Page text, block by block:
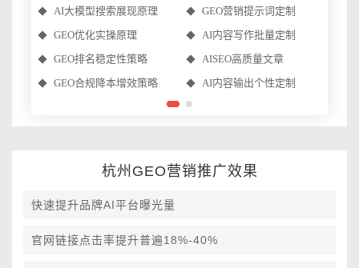
AI大模型搜索展现原理
GEO优化实操原理
GEO排名稳定性策略
GEO合规降本增效策略
GEO营销提示词定制
AI内容写作批量定制
AISEO高质量文章
AI内容输出个性定制
杭州GEO营销推广效果
快速提升品牌AI平台曝光量
官网链接点击率提升普遍18%-40%